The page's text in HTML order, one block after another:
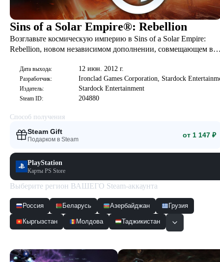
Sins of a Solar Empire®: Rebellion
Возглавьте космическую империю в Sins of a Solar Empire:
Rebellion, новом независимом дополнении, совмещающем в
времени.
Дата выхода: 12 июн. 2012 г.
Разработчик: Ironclad Games Corporation, Stardock
Издатель: Stardock Entertainment
Steam ID: 204880
Способ получения
Steam Gift
Подарком в Steam
от 1 147 ₽
PlayStation
Карты PS Store
Выберите регион ВАШЕГО Steam-аккаунта
Россия Беларусь Азербайджан Грузия
Кыргызстан Молдова Таджикистан